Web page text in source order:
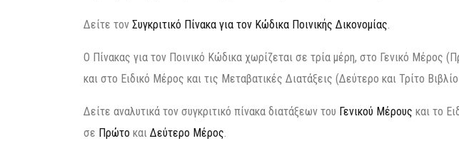
Δείτε τον Συγκριτικό Πίνακα για τον Κώδικα Ποινικής Δικονομίας.
Ο Πίνακας για τον Ποινικό Κώδικα χωρίζεται σε τρία μέρη, στο Γενικό Μέρος
και στο Ειδικό Μέρος και τις Μεταβατικές Διατάξεις (Δεύτερο και Τρίτο
Δείτε αναλυτικά τον συγκριτικό πίνακα διατάξεων του Γενικού Μέρους και το
σε Πρώτο και Δεύτερο Μέρος.